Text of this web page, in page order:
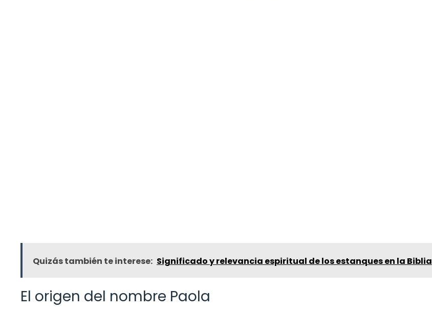
Quizás también te interese: Significado y relevancia espiritual de los estanques en la Biblia
El origen del nombre Paola